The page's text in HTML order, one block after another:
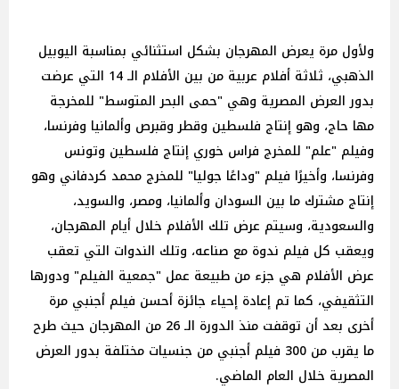
ولأول مرة يعرض المهرجان بشكل استثنائي بمناسبة اليوبيل
الذهبي، ثلاثة أفلام عربية من بين الأفلام الـ 14 التي عرضت
بدور العرض المصرية وهي "حمى البحر المتوسط" للمخرجة
مها حاج، وهو إنتاج فلسطين وقطر وقبرص وألمانيا وفرنسا،
وفيلم "علم" للمخرج فراس خوري إنتاج فلسطين وتونس
وفرنسا، وأخيرًا فيلم "وداعًا جوليا" للمخرج محمد كردفاني وهو
إنتاج مشترك ما بين السودان وألمانيا، ومصر، والسويد،
والسعودية، وسيتم عرض تلك الأفلام خلال أيام المهرجان،
ويعقب كل فيلم ندوة مع صناعه، وتلك الندوات التي تعقب
عرض الأفلام هي جزء من طبيعة عمل "جمعية الفيلم" ودورها
التثقيفي، كما تم إعادة إحياء جائزة أحسن فيلم أجنبي مرة
أخرى بعد أن توقفت منذ الدورة الـ 26 من المهرجان حيث طرح
ما يقرب من 300 فيلم أجنبي من جنسيات مختلفة بدور العرض
المصرية خلال العام الماضي.